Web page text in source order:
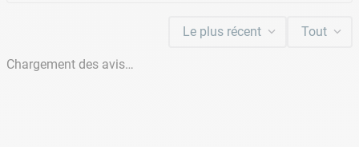
de gel, afin de protéger les composants internes du
jacuzzi gonflable.
Le plus récent Tout
Chargement des avis…